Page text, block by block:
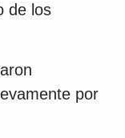
de los
por